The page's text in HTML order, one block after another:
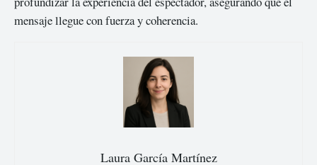
mensaje llegue con fuerza y coherencia.
Laura García Martínez